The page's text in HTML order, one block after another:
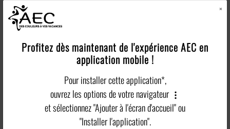
Village vacances
Voir tous les tarifs
Les points forts
Clubs enfants
Plus en détails
×
Profitez dès maintenant de l'expérience AEC en
application mobile !
Pour installer cette application*,
ouvrez les options de votre navigateur
et sélectionnez "Ajouter à l'écran d'accueil" ou
"Installer l'application".